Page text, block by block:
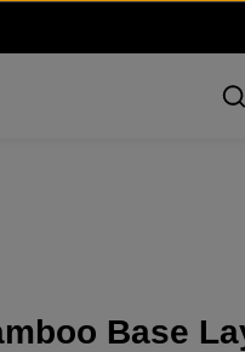
Base